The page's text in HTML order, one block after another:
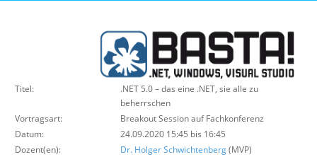
Wissen
Über uns
Titel:
.NET 5.0 – das eine .NET, sie alle zu
beherrschen
Vortragsart:
Breakout Session auf Fachkonferenz
Datum:
24.09.2020 15:45 bis 16:45
Dozent(en):
Dr. Holger Schwichtenberg(MVP)